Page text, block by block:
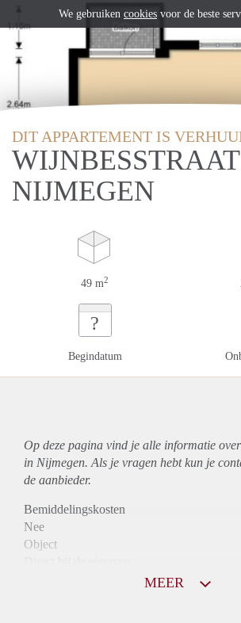
DIT APPARTEMENT IS
NIJMEGEN
49 m2
?
Begindatum
Op deze pagina vind je alle informatie
in Nijmegen. Als je vragen hebt kun je
de aanbieder.
Bemiddelingskosten
Nee
Object
MEER
We gebruiken cookies voor de beste